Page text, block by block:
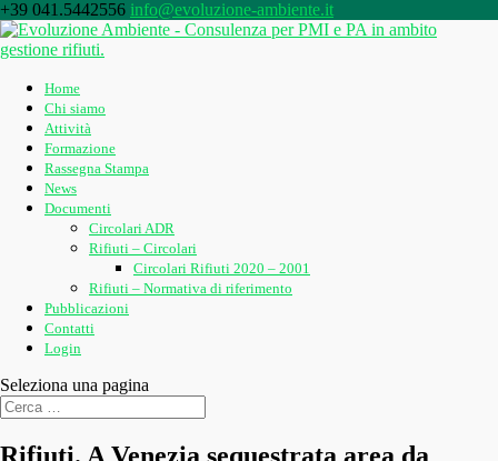
+39 041.5442556 info@evoluzione-ambiente.it
Home
Chi siamo
Attività
Formazione
Rassegna Stampa
News
Documenti
Circolari ADR
Rifiuti – Circolari
Circolari Rifiuti 2020 – 2001
Rifiuti – Normativa di riferimento
Pubblicazioni
Contatti
Login
Seleziona una pagina